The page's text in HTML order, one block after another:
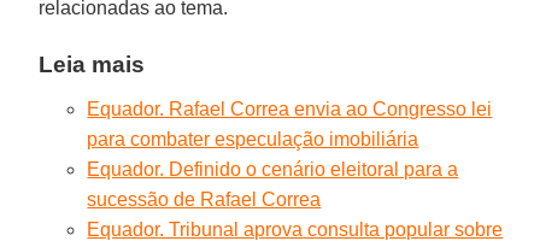
relacionadas ao tema.
Leia mais
Equador. Rafael Correa envia ao Congresso lei
para combater especulação imobiliária
Equador. Definido o cenário eleitoral para a
sucessão de Rafael Correa
Equador. Tribunal aprova consulta popular sobre